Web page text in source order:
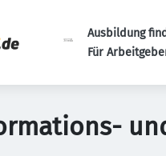
Ausbildung
Für